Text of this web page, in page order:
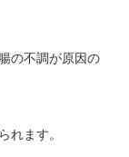
の不調が原因の
れます。